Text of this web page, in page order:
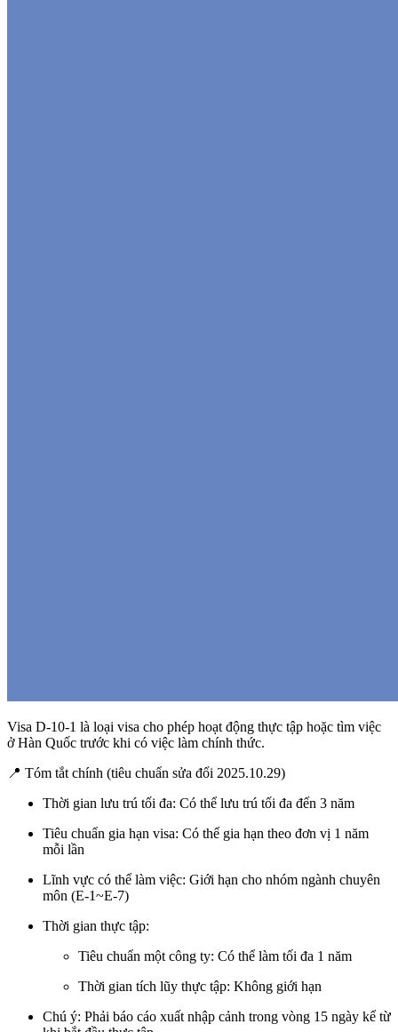
Visa D-10-1 là loại visa cho phép hoạt động thực tập hoặc tìm việc
ở Hàn Quốc trước khi có việc làm chính thức.
📍 Tóm tắt chính (tiêu chuẩn sửa đổi 2025.10.29)
Thời gian lưu trú tối đa: Có thể lưu trú tối đa đến 3 năm
Tiêu chuẩn gia hạn visa: Có thể gia hạn theo đơn vị 1 năm
mỗi lần
Lĩnh vực có thể làm việc: Giới hạn cho nhóm ngành chuyên
môn (E-1~E-7)
Thời gian thực tập:
Tiêu chuẩn một công ty: Có thể làm tối đa 1 năm
Thời gian tích lũy thực tập: Không giới hạn
Chú ý: Phải báo cáo xuất nhập cảnh trong vòng 15 ngày kể từ